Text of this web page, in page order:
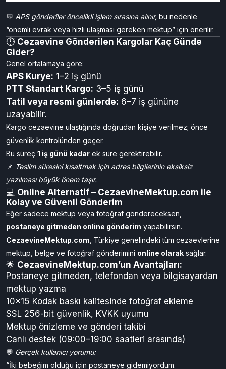
Takip Özelliği
Anlık takip
Gecikmeli takip
Tavsiye Edilen
Kullanım
Acil mektuplar ve
belgeler
Gıda, kıyafet,
kişisel eşyalar
💬APS gönderiler öncelikli işlem sırasına alınır,
“önemli evrak veya hızlı ulaşması gereken mektup” için önerilir.
⏱️ Cezaevine Gönderilen Kargolar Kaç Günde
Gider?
Genel ortalamaya göre:
APS Kurye:1–2 iş günü
PTT Standart Kargo:3–5 iş günü
Tatil veya resmi günlerde: 6–7 iş gününe
uzayabilir.
Kargo cezaevine ulaştığında doğrudan kişiye verilmez; önce
güvenlik kontrolünden geçer.
Bu süreç1 iş günü kadarek süre gerektirebilir.
📌Teslim süresini kısaltmak için adres bilgilerinin eksiksiz
yazılması büyük önem taşır.
💻Online Alternatif – CezaevineMektup.com ile
Kolay ve Güvenli Gönderim
Eğer sadece mektup veya fotoğraf göndereceksen,
postaneye gitmeden online gönderimyapabilirsin.
CezaevineMektup.com
mektup, belge ve fotoğraf gönderiminionline olaraksağlar.
🌟CezaevineMektup.com’un Avantajları:
Postaneye gitmeden, telefondan veya bilgisayardan
mektup yazma
10x15 Kodak baskı kalitesinde fotoğraf ekleme
SSL 256-bit güvenlik, KVKK uyumu